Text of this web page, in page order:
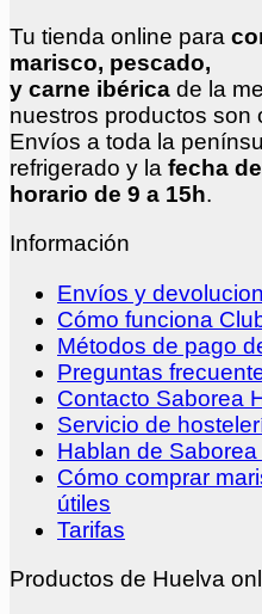
Tu tienda online para
marisco, pescado,
y carne ibérica de la
nuestros productos son
Envíos a toda la
refrigerado y la fecha
horario de 9 a 15h.
Información
Envíos y
Cómo funciona
Métodos de pago
Preguntas
Contacto Saborea
Servicio de
Hablan de
Cómo comprar
útiles
Tarifas
Productos de Huelva